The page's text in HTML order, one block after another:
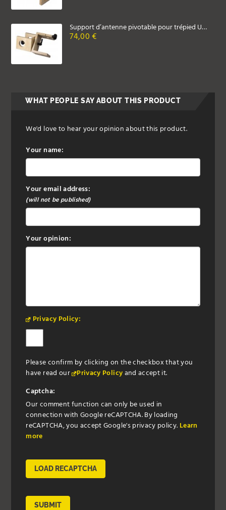
Support d’antenne pivotable pour trépied UNI 19CEM
74,00 €
WHAT PEOPLE SAY ABOUT THIS PRODUCT
We'd love to hear your opinion about this product.
Your name:
Your email address:
(will not be published)
Your opinion:
Privacy Policy:
Please confirm by clicking on the checkbox that you
have read our Privacy Policyand accept it.
Captcha:
Our comment function can only be used in
connection with Google reCAPTCHA. By loading
reCAPTCHA, you accept Google's privacy policy. Learn
more
LOAD RECAPTCHA
SUBMIT